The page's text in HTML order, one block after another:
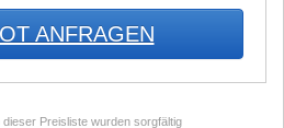
ANFRAGEN
Preisliste wurden sorgfältig